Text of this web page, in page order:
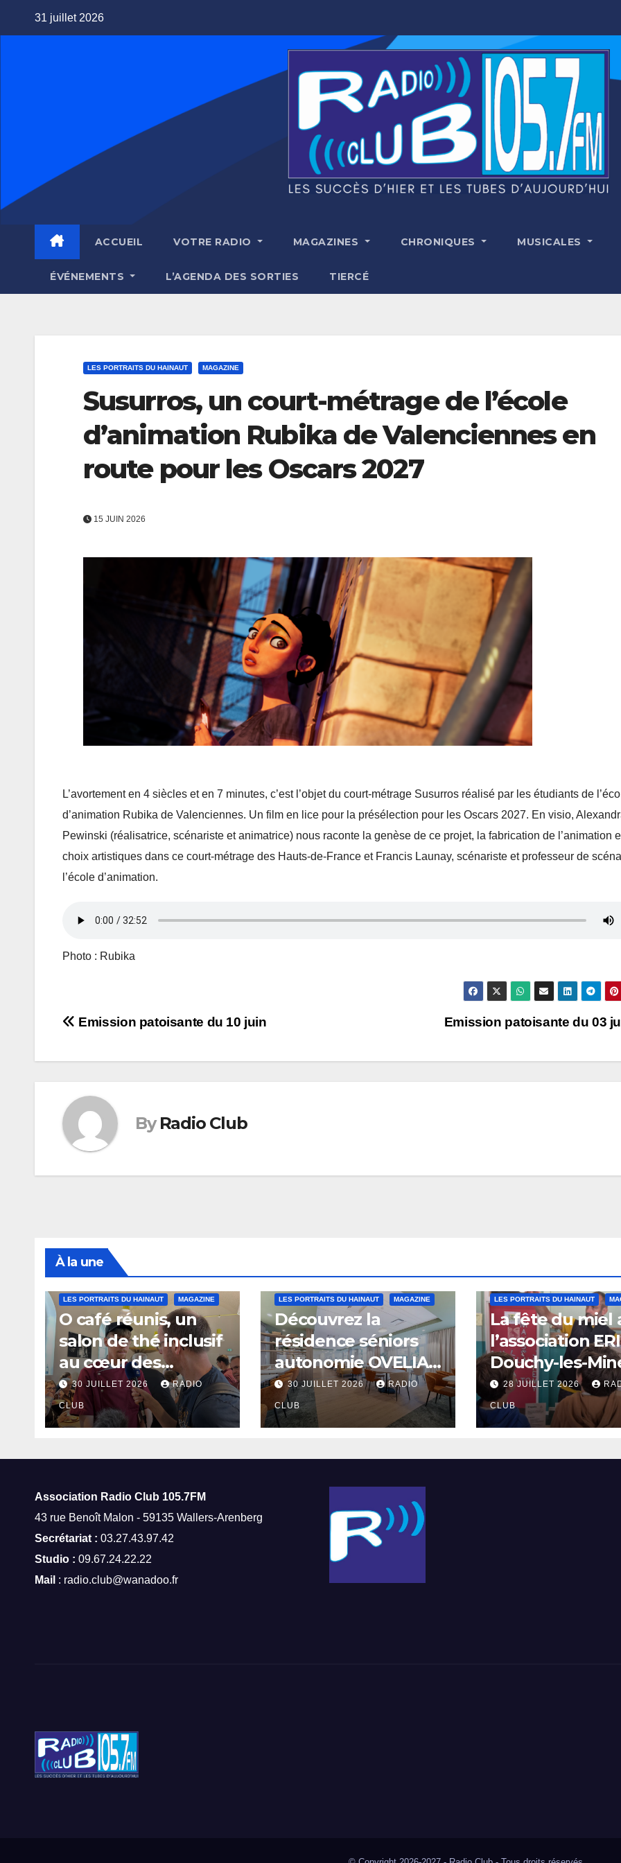
31 juillet 2026
ACCUEIL VOTRE RADIO MAGAZINES CHRONIQUES MUSICALES
ÉVÉNEMENTS L’AGENDA DES SORTIES TIERCÉ
LES PORTRAITS DU HAINAUT MAGAZINE
Susurros, un court-métrage de l’école
d’animation Rubika de Valenciennes en
route pour les Oscars 2027
15 JUIN 2026
L’avortement en 4 siècles et en 7 minutes, c’est l’objet du court-métrage Susurros réalisé par les étudiants de
d’animation Rubika de Valenciennes. Un film en lice pour la présélection pour les Oscars 2027. En visio,
Pewinski (réalisatrice, scénariste et animatrice) nous raconte la genèse de ce projet, la fabrication de l’animation
choix artistiques dans ce court-métrage des Hauts-de-France et Francis Launay, scénariste et professeur de
l’école d’animation.
Photo : Rubika
Navigation
de
Emission patoisante du 03
Emission patoisante du 10 juin
By Radio Club
À la une
LES PORTRAITS DU HAINAUT MAGAZINE
O café réunis, un
salon de thé inclusif
au cœur des
thermes de Saint-
Amand-les-Eaux
30 JUILLET 2026 RADIO
CLUB
LES PORTRAITS DU HAINAUT MAGAZINE
Découvrez la
résidence séniors
autonomie OVELIA
à Saint-Saulve
30 JUILLET 2026 RADIO
CLUB
LES PORTRAITS DU HAINAUT
La fête du miel
l’association
Douchy-les-
28 JUILLET 2026
CLUB
Association Radio Club 105.7FM
43 rue Benoît Malon - 59135 Wallers-Arenberg
Secrétariat : 03.27.43.97.42
Studio : 09.67.24.22.22
Mail : radio.club@wanadoo.fr